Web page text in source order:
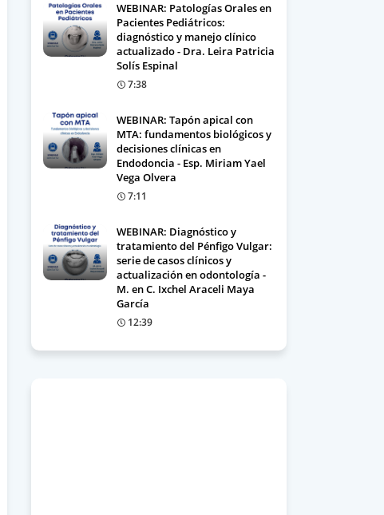
WEBINAR: Patologías Orales en
Pacientes Pediátricos:
diagnóstico y manejo clínico
actualizado - Dra. Leira Patricia
Solís Espinal
7:38
WEBINAR: Tapón apical con
MTA: fundamentos biológicos y
decisiones clínicas en
Endodoncia - Esp. Miriam Yael
Vega Olvera
7:11
WEBINAR: Diagnóstico y
tratamiento del Pénfigo Vulgar:
serie de casos clínicos y
actualización en odontología -
M. en C. Ixchel Araceli Maya
García
12:39